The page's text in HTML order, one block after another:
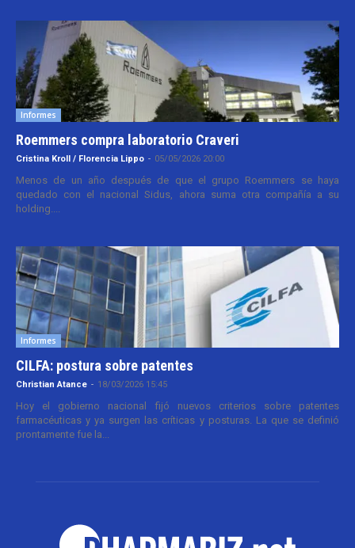
Informes
Roemmers compra laboratorio Craveri
Cristina Kroll / Florencia Lippo - 05/05/2026 20:00
Menos de un año después de que el grupo Roemmers se haya
quedado con el nacional Sidus, ahora suma otra compañía a su
holding....
Informes
CILFA: postura sobre patentes
Christian Atance - 18/03/2026 15:45
Hoy el gobierno nacional fijó nuevos criterios sobre patentes
farmacéuticas y ya surgen las críticas y posturas. La que se definió
prontamente fue la...